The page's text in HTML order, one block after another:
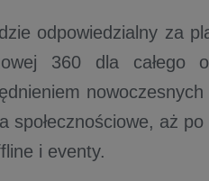
odpowiedzialny za
360 dla całego
społecznościowe, aż
i eventy.